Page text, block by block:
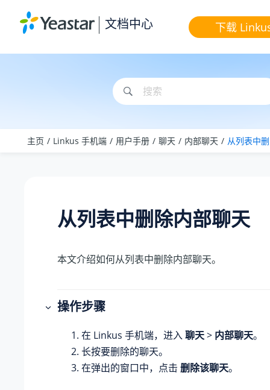
文档中心 下载
主页 Linkus 手机端 用户手册 聊天 内部聊天 从列表中
从列表中删除内部聊天
本文介绍如何从列表中删除内部聊天。
操作步骤
在 Linkus 手机端，进入聊天> 内部聊天。
长按要删除的聊天。
在弹出的窗口中，点击 删除该聊天。